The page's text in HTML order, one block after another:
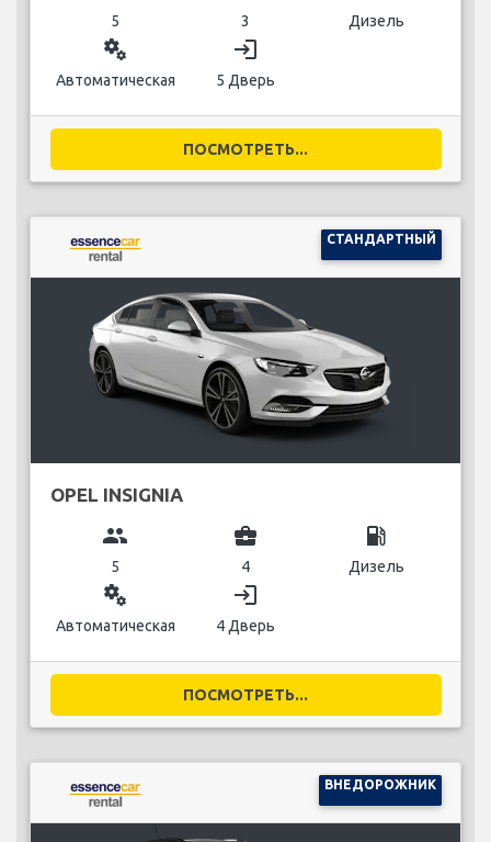
5 3 Дизель
miscellaneous_services
Автоматическая
login
5 Дверь
ПОСМОТРЕТЬ...
СТАНДАРТНЫЙ
OPEL INSIGNIA
group
5
business_center
4
local_gas_station
Дизель
miscellaneous_services
Автоматическая
login
4 Дверь
ПОСМОТРЕТЬ...
ВНЕДОРОЖНИК